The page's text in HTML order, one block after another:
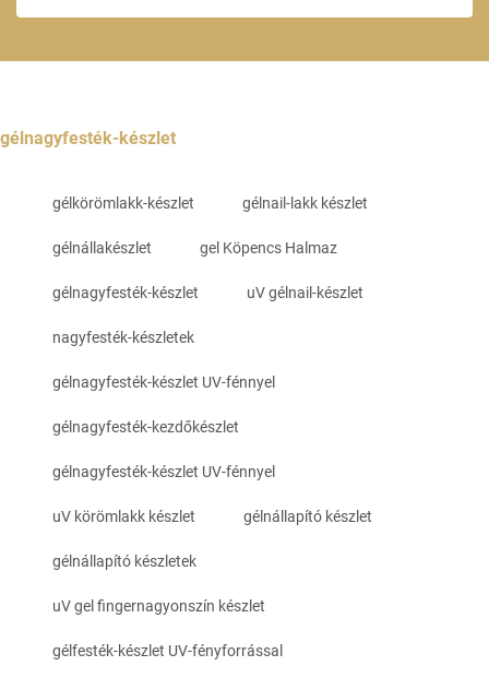
gélnagyfesték-készlet
gélkörömlakk-készlet gélnail-lakk készlet
gélnállakészlet gel Köpencs Halmaz
gélnagyfesték-készlet uV gélnail-készlet
nagyfesték-készletek
gélnagyfesték-készlet UV-fénnyel
gélnagyfesték-kezdőkészlet
gélnagyfesték-készlet UV-fénnyel
uV körömlakk készlet gélnállapító készlet
gélnállapító készletek
uV gel fingernagyonszín készlet
gélfesték-készlet UV-fényforrással